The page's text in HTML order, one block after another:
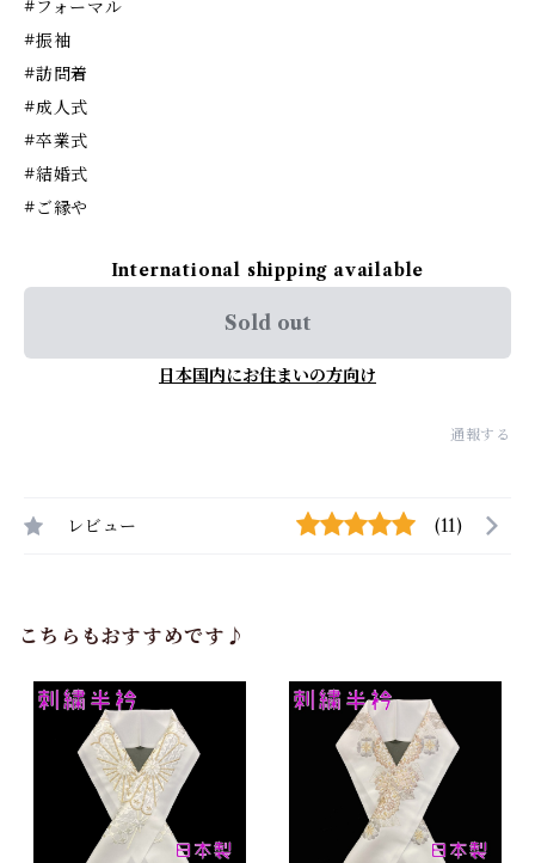
#フォーマル
#振袖
#訪問着
#成人式
#卒業式
#結婚式
#ご縁や
International shipping available
Sold out
日本国内にお住まいの方向け
通報する
レビュー (11)
こちらもおすすめです♪